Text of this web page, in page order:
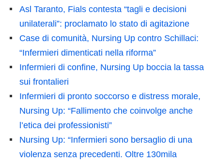
Asl Taranto, Fials contesta “tagli e decisioni
unilaterali”: proclamato lo stato di agitazione
Case di comunità, Nursing Up contro Schillaci:
“Infermieri dimenticati nella riforma”
Infermieri di confine, Nursing Up boccia la tassa
sui frontalieri
Infermieri di pronto soccorso e distress morale,
Nursing Up: “Fallimento che coinvolge anche
l’etica dei professionisti”
Nursing Up: “Infermieri sono bersaglio di una
violenza senza precedenti. Oltre 130mila